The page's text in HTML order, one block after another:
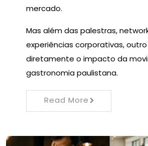
mercado.
Mas além das palestras,
experiências corporativas,
diretamente o impacto da
gastronomia paulistana.
Read More